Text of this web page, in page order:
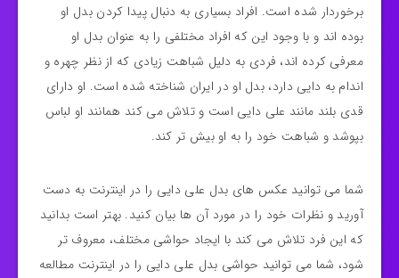
برخوردار شده است. افراد بسیاری به دنبال پیدا کردن بدل او
بوده اند و با وجود این که افراد مختلفی را به عنوان بدل او
معرفی کرده اند، فردی به دلیل شباهت زیادی که از نظر چهره و
اندام به دایی دارد، بدل او در ایران شناخته شده است. او دارای
قدی بلند مانند علی دایی است و تلاش می کند همانند او لباس
بپوشد و شباهت خود را به او بیش تر کند.
شما می توانید عکس های بدل علی دایی را در اینترنت به دست
آورید و نظرات خود را در مورد آن ها بیان کنید. بهتر است بدانید
که این فرد تلاش می کند با ایجاد حواشی مختلف، معروف تر
شود، شما می توانید حواشی بدل علی دایی را در اینترنت مطالعه